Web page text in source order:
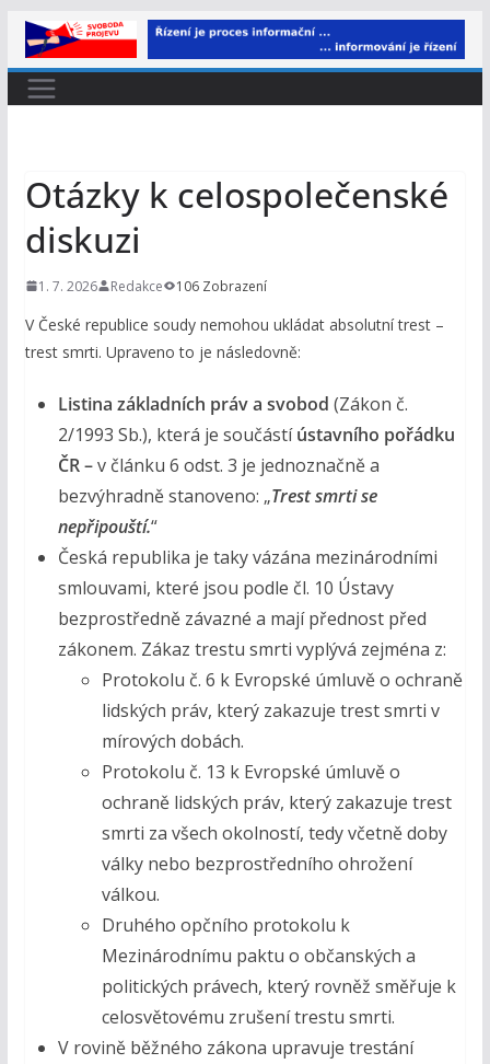
Přeskočit
na
obsah
Otázky k celospolečenské
diskuzi
1. 7. 2026 Redakce 106 Zobrazení
V České republice soudy nemohou ukládat absolutní trest –
trest smrti. Upraveno to je následovně:
Listina základních práv a svobod (Zákon č.
2/1993 Sb.), která je součástíústavního pořádku
ČR –v článku 6 odst. 3 je jednoznačně a
bezvýhradně stanoveno: „Trest smrti se
nepřipouští.“
Česká republika je taky vázána mezinárodními
smlouvami, které jsou podle čl. 10 Ústavy
bezprostředně závazné a mají přednost před
zákonem. Zákaz trestu smrti vyplývá zejména z:
Protokolu č. 6 k Evropské úmluvě o ochraně
lidských práv, který zakazuje trest smrti v
mírových dobách.
Protokolu č. 13 k Evropské úmluvě o
ochraně lidských práv, který zakazuje trest
smrti za všech okolností, tedy včetně doby
války nebo bezprostředního ohrožení
válkou.
Druhého opčního protokolu k
Mezinárodnímu paktu o občanských a
politických právech, který rovněž směřuje k
celosvětovému zrušení trestu smrti.
V rovině běžného zákona upravuje trestání